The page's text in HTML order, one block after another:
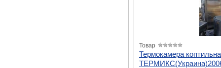
Товар
Термокамера